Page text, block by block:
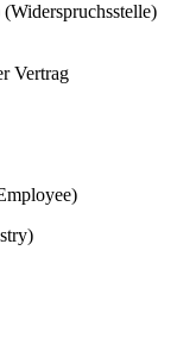
Vertrag